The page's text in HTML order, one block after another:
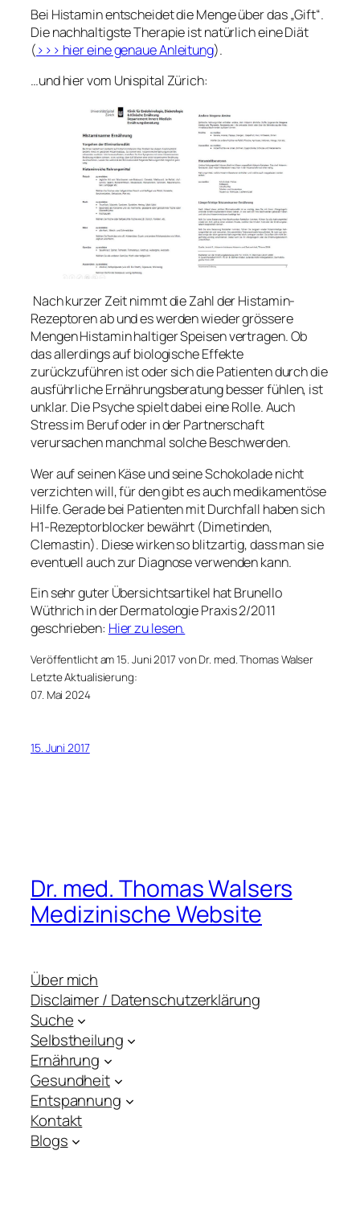
Bei Histamin entscheidet die Menge über das „Gift“.
Die nachhaltigste Therapie ist natürlich eine Diät
(>>> hier eine genaue Anleitung).
…und hier vom Unispital Zürich:
Nach kurzer Zeit nimmt die Zahl der Histamin-
Rezeptoren ab und es werden wieder grössere
Mengen Histamin haltiger Speisen vertragen. Ob
das allerdings auf biologische Effekte
zurückzuführen ist oder sich die Patienten durch die
ausführliche Ernährungsberatung besser fühlen, ist
unklar. Die Psyche spielt dabei eine Rolle. Auch
Stress im Beruf oder in der Partnerschaft
verursachen manchmal solche Beschwerden.
Wer auf seinen Käse und seine Schokolade nicht
verzichten will, für den gibt es auch medikamentöse
Hilfe. Gerade bei Patienten mit Durchfall haben sich
H1-Rezeptorblocker bewährt (Dimetinden,
Clemastin). Diese wirken so blitzartig, dass man sie
eventuell auch zur Diagnose verwenden kann.
Ein sehr guter Übersichtsartikel hat Brunello
Wüthrich in der Dermatologie Praxis 2/2011
geschrieben: Hier zu lesen.
Veröffentlicht am 15. Juni 2017 von Dr. med. Thomas Walser
Letzte Aktualisierung:
07. Mai 2024
15. Juni 2017
Dr. med. Thomas Walsers
Medizinische Website
Über mich
Disclaimer / Datenschutzerklärung
Suche
Selbstheilung
Ernährung
Gesundheit
Entspannung
Kontakt
Blogs